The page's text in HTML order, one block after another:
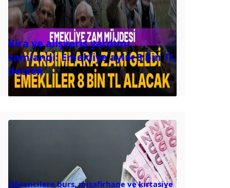
Kira ve alışveriş yardımı
zamlandı: Emekliye aylık 8 bin TL
destek
Öğrencilere burs, misafirhane ve kırtasiye